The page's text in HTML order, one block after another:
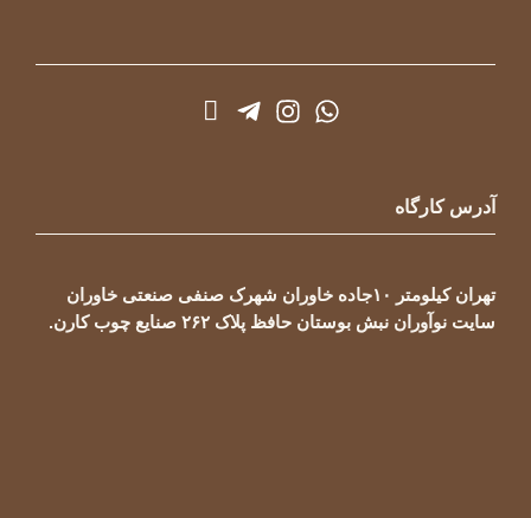
آدرس کارگاه
تهران کیلومتر ۱۰جاده خاوران شهرک صنفی صنعتی خاوران
سایت نوآوران نبش بوستان حافظ پلاک ۲۶۲ صنایع چوب کارن.